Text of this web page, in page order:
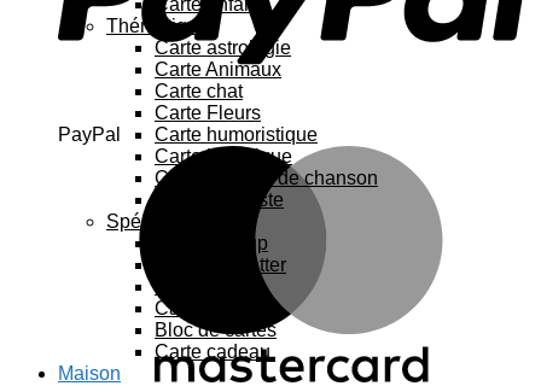
PayPal
Carte enfant
Thématique
Carte astrologie
Carte Animaux
Carte chat
Carte Fleurs
Carte humoristique
Carte botanique
Carte Paroles de chanson
Carte féministe
Spécial
Carte Pop up
Cartes à gratter
Carte à sticker
Bloc de cartes
Carte cadeau
Maison